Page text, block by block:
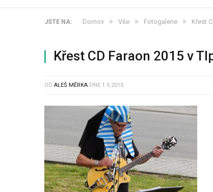
JSTE NA: Domov » Vše » Fotogalerie » Křest
Křest CD Faraon 2015 v
OD ALEŠ MĚRKA DNE 1.5.2015